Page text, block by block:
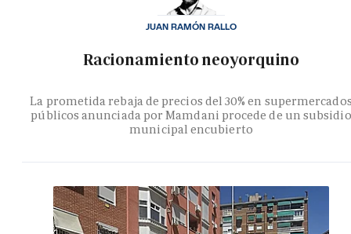
Racionamiento neoyorquino
La prometida rebaja de precios del 30% en
públicos anunciada por Mamdani procede de un subsidio
municipal encubierto
JUAN RAMÓN RALLO